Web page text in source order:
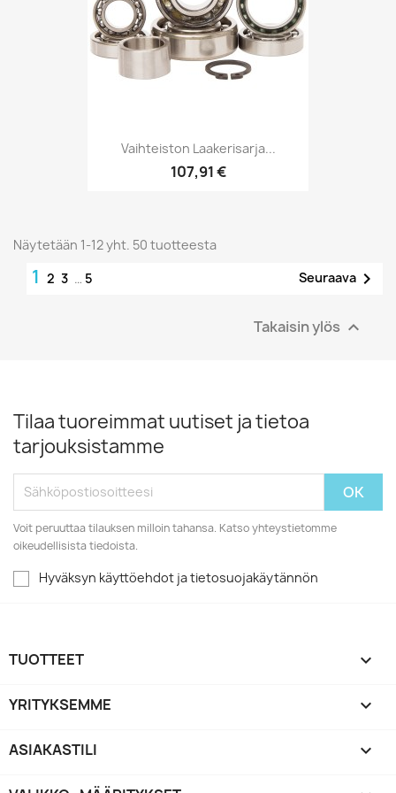
Vaihteiston Laakerisarja...
107,91 €
Näytetään 1-12 yht. 50 tuotteesta
1 2 3 … 5 Seuraava 
Takaisin ylös 
Tilaa tuoreimmat uutiset ja tietoa
tarjouksistamme
Voit peruuttaa tilauksen milloin tahansa. Katso yhteystietomme
oikeudellisista tiedoista.
Hyväksyn käyttöehdot ja tietosuojakäytännön
TUOTTEET 
YRITYKSEMME 
ASIAKASTILI 